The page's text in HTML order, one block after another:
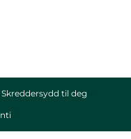
Skreddersydd til deg